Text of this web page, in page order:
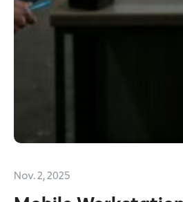
Nov. 2, 2025